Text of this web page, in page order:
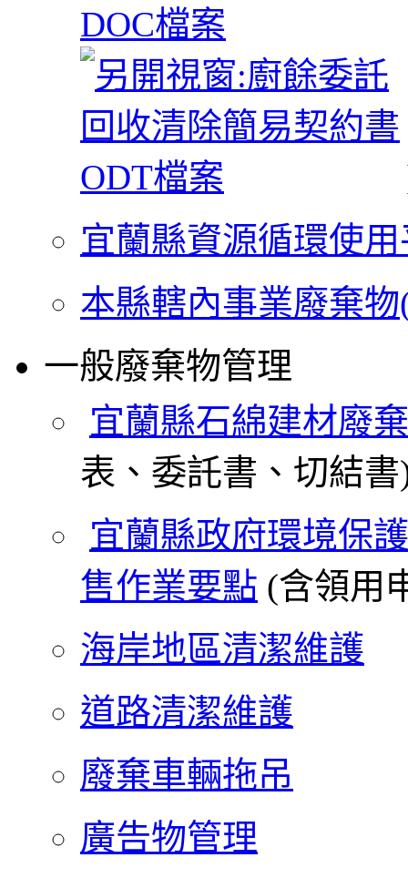
宜蘭縣資源循環使
本縣轄內事業廢棄
一般廢棄物管理
宜蘭縣石綿建材廢
表、委託書、切結書
宜蘭縣政府環境保
售作業要點 (含領用
海岸地區清潔維護
道路清潔維護
廢棄車輛拖吊
廣告物管理